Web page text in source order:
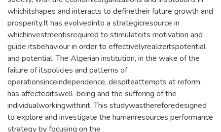
whichitshapes and interacts to definetheir future growth and
prosperity.It has evolvedinto a strategicresource in
whichinvestmentisrequired to stimulateits motivation and
guide itsbehaviour in order to effectivelyrealizeitspotential
and potential. The Algerian institution, in the wake of the
failure of itspolicies and patterns of
operationsinceindependence, despiteattempts at reform,
has affecteditswell-being and the suffering of the
individualworkingwithinit. This studywasthereforedesigned
to explore and investigate the humanresources performance
strategy by focusing on the